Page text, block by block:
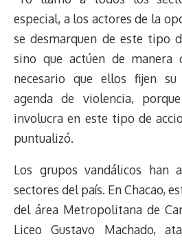
especial, a los actores de la
se desmarquen de este tipo
sino que actúen de manera
necesario que ellos fijen
agenda de violencia,
involucra en este tipo de
puntualizó.
Los grupos vandálicos han
sectores del país. En Chacao,
del área Metropolitana de
Liceo Gustavo Machado,